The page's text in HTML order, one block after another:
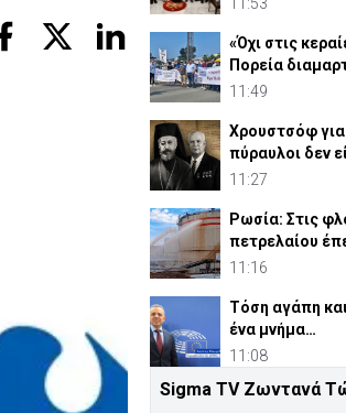
«Όχι στις
Πορεία
τις Β. Βάσεις
11:49
Χρουστσόφ
πύραυλοι δεν
Αποκαλυπτικο
11:27
Ρωσία: Στις
πετρελαίου
ουκρανική
11:16
Τόση αγάπη
ένα μνήμα…
11:08
«Οι μάσκες
Sigma TV Ζωντανά